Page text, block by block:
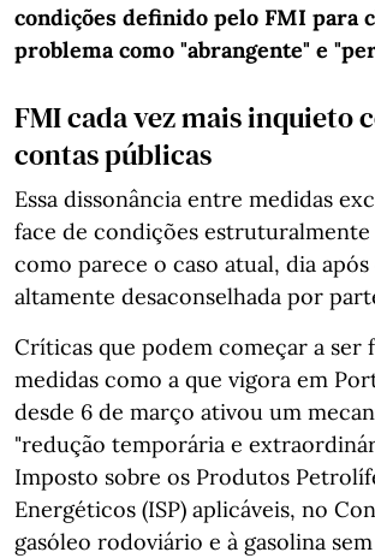
condições definido pelo FMI para
problema como "abrangente" e
FMI cada vez mais inquieto
contas públicas
Essa dissonância entre medidas
face de condições estruturalmente
como parece o caso atual, dia após
altamente desaconselhada por
Críticas que podem começar a ser
medidas como a que vigora em
desde 6 de março ativou um
"redução temporária e
Imposto sobre os Produtos
Energéticos (ISP) aplicáveis, no
gasóleo rodoviário e à gasolina